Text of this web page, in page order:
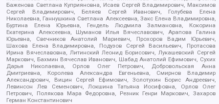
Баженова Светлана Куприяновна, Исаев Сергей Владимирович, Максимов
Сергей Владимирович, Беляев Сергей Иванович, Голубева Елена
Николаевна, Ганнушкина Светлана Алексеевна, Закс Елена Владимировна,
Буртина Елена Юрьевна, Гендель Людмила Залмановна, Кокорина
Екатерина Алексеевна, Шуманов Илья Вячеславович, Арапова Галина
Юрьевна, Свечников Анатолий Мариевич, Прохоров Вадим Юрьевич,
Шахова Елена Владимировна, Подузов Сергей Васильевич, Протасова
Ирина Вячеславовна, Литинский Леонид Борисович, Лукашевский Сергей
Маркович, Бахмин Вячеслав Иванович, Шабад Анатолий Ефимович, Сухих
Дарья Николаевна, Орлов Олег Петрович, Добровольская Анна
Дмитриевна, Королева Александра Евгеньевна, Смирнов Владимир
Александрович, Вицин Сергей Ефимович, Золотухин Борис Андреевич,
Левинсон Лев Семенович, Локшина Татьяна Иосифовна, Орлов Олег
Петрович, Полякова Мара Федоровна, Резник Генри Маркович, Захаров
Герман Константинович